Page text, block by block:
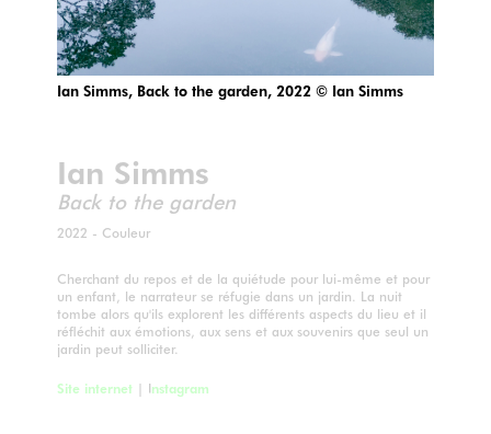
Ian Simms, Back to the garden, 2022 © Ian Simms
Ian Simms
Back to the garden
2022 - Couleur
Cherchant du repos et de la quiétude pour lui-même et pour
un enfant, le narrateur se réfugie dans un jardin. La nuit
tombe alors qu'ils explorent les différents aspects du lieu et il
réfléchit aux émotions, aux sens et aux souvenirs que seul un
jardin peut solliciter.
Site internet | Instagram